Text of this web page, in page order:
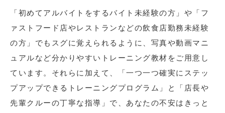
「初めてアルバイトをするバイト未経験の方」や「フ
ァストフード店やレストランなどの飲食店勤務未経験
の方」でもスグに覚えられるように、写真や動画マニ
ュアルなど分かりやすいトレーニング教材をご用意し
ています。それらに加えて、「一つ一つ確実にステッ
プアップできるトレーニングプログラム」と「店長や
先輩クルーの丁寧な指導」で、あなたの不安はきっと